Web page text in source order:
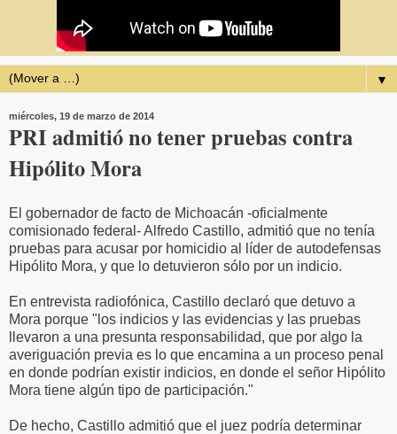
▼
miércoles, 19 de marzo de 2014
PRI admitió no tener pruebas contra
Hipólito Mora
El gobernador de facto de Michoacán -oficialmente
comisionado federal- Alfredo Castillo, admitió que no tenía
pruebas para acusar por homicidio al líder de autodefensas
Hipólito Mora, y que lo detuvieron sólo por un indicio.
En entrevista radiofónica, Castillo declaró que detuvo a
Mora porque "los indicios y las evidencias y las pruebas
llevaron a una presunta responsabilidad, que por algo la
averiguación previa es lo que encamina a un proceso penal
en donde podrían existir indicios, en donde el señor Hipólito
Mora tiene algún tipo de participación."
De hecho, Castillo admitió que el juez podría determinar